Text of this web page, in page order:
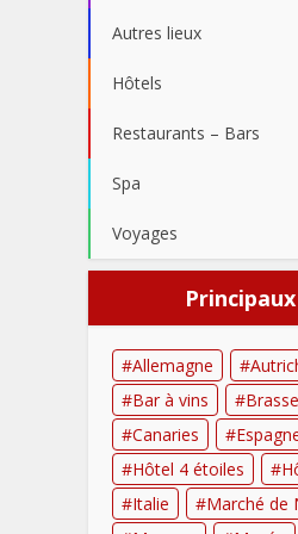
Autres lieux
Hôtels
Restaurants – Bars
Spa
Voyages
Allemagne
Bar à vins
Canaries
Hôtel 4 étoiles
Italie
Marché de